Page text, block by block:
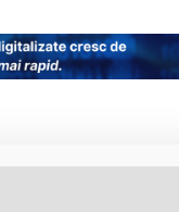
e
a
ail